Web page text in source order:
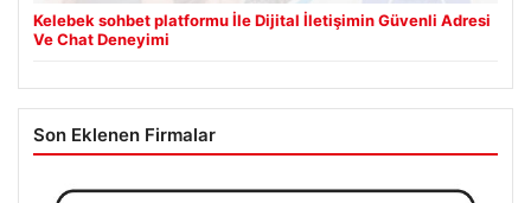
Kelebek sohbet platformu İle Dijital İletişimin Güvenli Adresi
Ve Chat Deneyimi
Son Eklenen Firmalar